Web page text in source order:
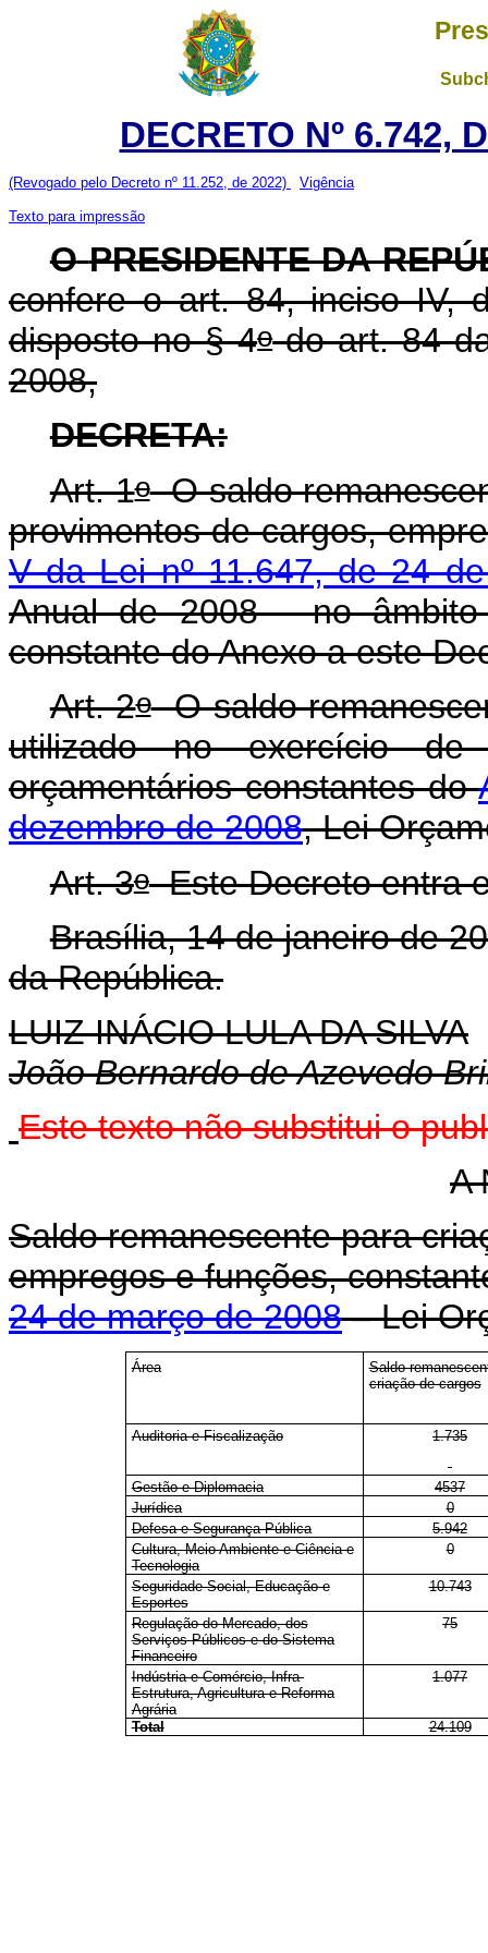
DECRETO Nº 6.742,
(Revogado pelo Decreto nº 11.252, de 2022) Vigência
Texto para impressão
O PRESIDENTE DA
confere o art. 84, inciso IV,
disposto no § 4odo art. 84
2008,
DECRETA:
Art. 1oO saldo
provimentos de cargos,
V da Lei nº 11.647, de 24
Anual de 2008 - no
constante do Anexo a este
Art. 2oO saldo
utilizado no exercício de
orçamentários constantes do
dezembro de 2008, Lei
Art. 3oEste Decreto entra
Brasília, 14 de janeiro de
da República.
LUIZ INÁCIO LULA DA SILVA
João Bernardo de Azevedo
Estetexto não substitui o
A
Saldo remanescente para
empregos e funções,
24 de março de 2008– Lei
Área
Saldo
criação de cargos
Auditoria e Fiscalização 1.735
Gestão e Diplomacia
4537
Jurídica
0
Defesa e Segurança Pública
5.942
Cultura, Meio Ambiente e Ciência e
Tecnologia
0
Seguridade Social, Educação e
Esportes
10.743
Regulação do Mercado, dos
Serviços Públicos e do Sistema
Financeiro
75
Indústria e Comércio, Infra-
Estrutura, Agricultura e Reforma
Agrária
1.077
Total 24.109